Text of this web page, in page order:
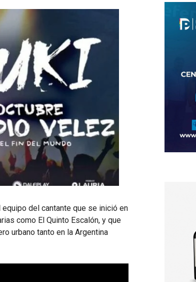
del cantante que se inició en
como El Quinto Escalón, y que
urbano tanto en la Argentina